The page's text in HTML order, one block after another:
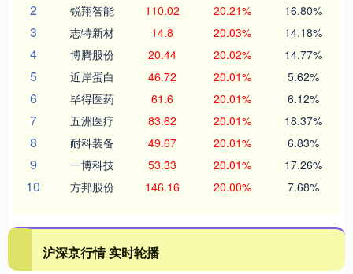
2 锐翔智能 110.02 20.21% 16.80%
3 志特新材 14.8 20.03% 14.18%
4 博腾股份 20.44 20.02% 14.77%
5 近岸蛋白 46.72 20.01% 5.62%
6 毕得医药 61.6 20.01% 6.12%
7 五洲医疗 83.62 20.01% 18.37%
8 耐科装备 49.67 20.01% 6.83%
9 一博科技 53.33 20.01% 17.26%
10 方邦股份 146.16 20.00% 7.68%
沪深京行情 实时轮播